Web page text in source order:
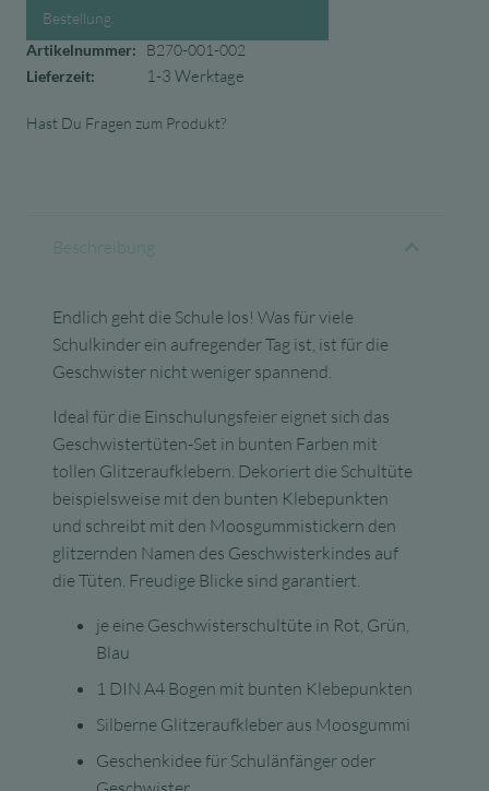
Bestellung.
Artikelnummer:
B270-001-002
Lieferzeit:
1-3 Werktage
Hast Du Fragen zum Produkt?
Beschreibung
Endlich geht die Schule los! Was für viele
Schulkinder ein aufregender Tag ist, ist für die
Geschwister nicht weniger spannend.
Ideal für die Einschulungsfeier eignet sich das
Geschwistertüten-Set in bunten Farben mit
tollen Glitzeraufklebern. Dekoriert die Schultüte
beispielsweise mit den bunten Klebepunkten
und schreibt mit den Moosgummistickern den
glitzernden Namen des Geschwisterkindes auf
die Tüten. Freudige Blicke sind garantiert.
je eine Geschwisterschultüte in Rot, Grün,
Blau
1 DIN A4 Bogen mit bunten Klebepunkten
Silberne Glitzeraufkleber aus Moosgummi
Geschenkidee für Schulänfänger oder